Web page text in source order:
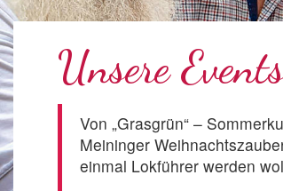
Unsere
Von „Grasgrün“ –
Meininger
einmal Lokführer werden